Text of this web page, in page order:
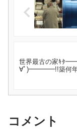
世界最古の家ｷﾀ
∀ﾟ)━━━━!!築何
コメント